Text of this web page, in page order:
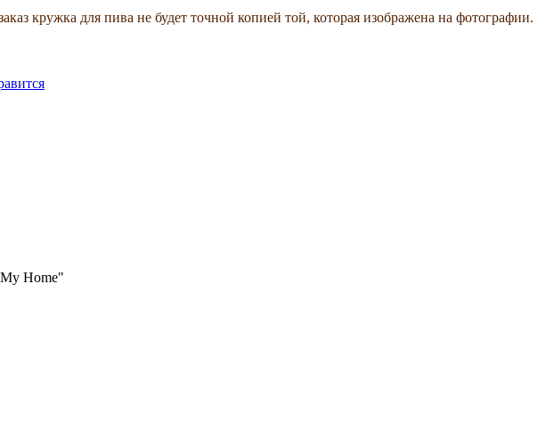
кружка для пива не будет точной копией той, которая изображена на фотографии.
Home"